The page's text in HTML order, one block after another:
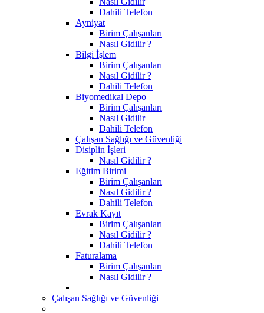
Dahili Telefon
Ayniyat
Birim Çalışanları
Nasıl Gidilir ?
Bilgi İşlem
Birim Çalışanları
Nasıl Gidilir ?
Dahili Telefon
Biyomedikal Depo
Birim Çalışanları
Nasıl Gidilir
Dahili Telefon
Çalışan Sağlığı ve Güvenliği
Disiplin İşleri
Nasıl Gidilir ?
Eğitim Birimi
Birim Çalışanları
Nasıl Gidilir ?
Dahili Telefon
Evrak Kayıt
Birim Çalışanları
Nasıl Gidilir ?
Dahili Telefon
Faturalama
Birim Çalışanları
Nasıl Gidilir ?
Çalışan Sağlığı ve Güvenliği